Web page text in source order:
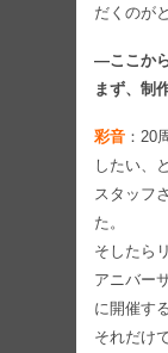
だくのが
―ここか
まず、制
彩音 ：20
したい、
スタッフ
た。
そしたら
アニバー
に開催す
それだけ